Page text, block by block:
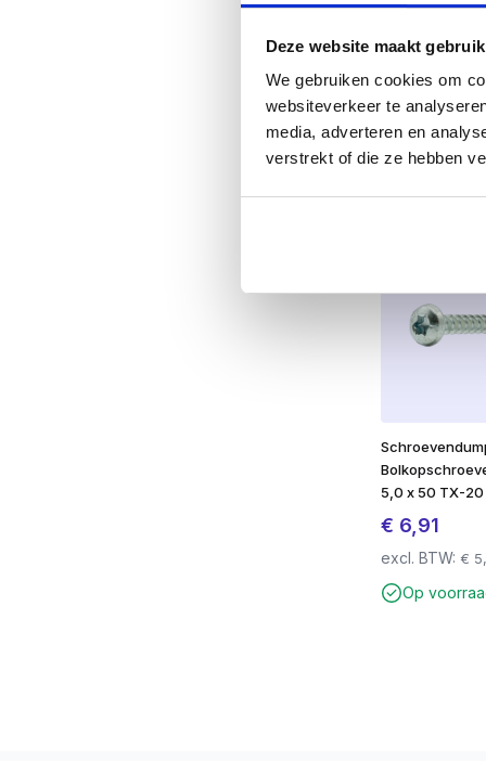
Deze website maakt
We gebruiken cookies om
websiteverkeer te
media, adverteren en
verstrekt of die ze hebben
€ 6,85
excl. BTW:€
Op
5,0 x 50 TX-
€ 6,91
excl. BTW: €
Op